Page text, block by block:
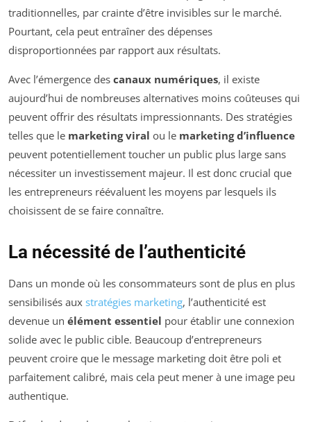
traditionnelles, par crainte d’être invisibles sur le marché.
Pourtant, cela peut entraîner des dépenses
disproportionnées par rapport aux résultats.
Avec l’émergence des canaux numériques, il existe
aujourd’hui de nombreuses alternatives moins coûteuses qui
peuvent offrir des résultats impressionnants. Des stratégies
telles que le marketing viral ou le marketing d’influence
peuvent potentiellement toucher un public plus large sans
nécessiter un investissement majeur. Il est donc crucial que
les entrepreneurs réévaluent les moyens par lesquels ils
choisissent de se faire connaître.
La nécessité de l’authenticité
Dans un monde où les consommateurs sont de plus en plus
sensibilisés aux stratégies marketing, l’authenticité est
devenue un élément essentiel pour établir une connexion
solide avec le public cible. Beaucoup d’entrepreneurs
peuvent croire que le message marketing doit être poli et
parfaitement calibré, mais cela peut mener à une image peu
authentique.